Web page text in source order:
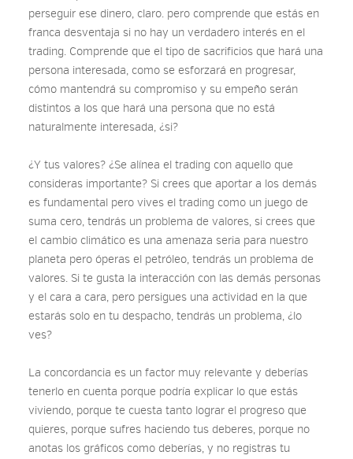
perseguir ese dinero, claro. pero comprende que estás en
franca desventaja si no hay un verdadero interés en el
trading. Comprende que el tipo de sacrificios que hará una
persona interesada, como se esforzará en progresar,
cómo mantendrá su compromiso y su empeño serán
distintos a los que hará una persona que no está
naturalmente interesada, ¿si?
¿Y tus valores? ¿Se alínea el trading con aquello que
consideras importante? Si crees que aportar a los demás
es fundamental pero vives el trading como un juego de
suma cero, tendrás un problema de valores, si crees que
el cambio climático es una amenaza seria para nuestro
planeta pero óperas el petróleo, tendrás un problema de
valores. Si te gusta la interacción con las demás personas
y el cara a cara, pero persigues una actividad en la que
estarás solo en tu despacho, tendrás un problema, ¿lo
ves?
La concordancia es un factor muy relevante y deberías
tenerlo en cuenta porque podría explicar lo que estás
viviendo, porque te cuesta tanto lograr el progreso que
quieres, porque sufres haciendo tus deberes, porque no
anotas los gráficos como deberías, y no registras tu